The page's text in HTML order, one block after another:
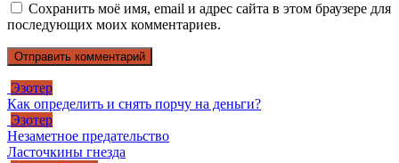
Сохранить моё имя, email и адрес сайта в этом браузере для
последующих моих комментариев.
Эзотер
Как определить и снять порчу на деньги?
Эзотер
Незаметное предательство
Ласточкины гнезда